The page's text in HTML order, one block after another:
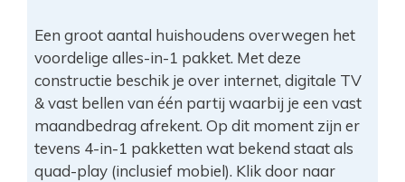
Een groot aantal huishoudens overwegen het
voordelige alles-in-1 pakket. Met deze
constructie beschik je over internet, digitale TV
& vast bellen van één partij waarbij je een vast
maandbedrag afrekent. Op dit moment zijn er
tevens 4-in-1 pakketten wat bekend staat als
quad-play (inclusief mobiel). Klik door naar